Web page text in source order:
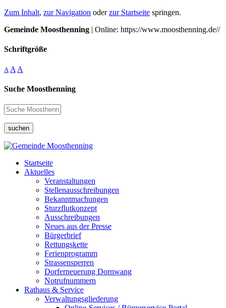
Zum Inhalt, zur Navigation oderzur Startseite springen.
Gemeinde Moosthenning | Online: https://www.moosthenning.de//
Schriftgröße
A A A
Suche Moosthenning
suchen
Startseite
Aktuelles
Veranstaltungen
Stellenausschreibungen
Bekanntmachungen
Sturzflutkonzept
Ausschreibungen
Neues aus der Presse
Bürgerbrief
Rettungskette
Ferienprogramm
Strassensperren
Dorferneuerung Dornwang
Notrufnummern
Rathaus & Service
Verwaltungsgliederung